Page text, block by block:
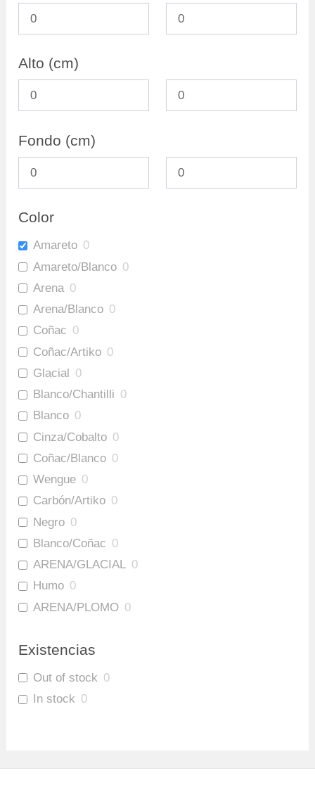
Repisas 0
Alto (cm)
Fondo (cm)
Color
Amareto 0
Amareto/Blanco 0
Arena 0
Arena/Blanco 0
Coñac 0
Coñac/Artiko 0
Glacial 0
Blanco/Chantilli 0
Blanco 0
Cinza/Cobalto 0
Coñac/Blanco 0
Wengue 0
Carbón/Artiko 0
Negro 0
Blanco/Coñac 0
ARENA/GLACIAL 0
Humo 0
ARENA/PLOMO 0
Existencias
Out of stock 0
In stock 0